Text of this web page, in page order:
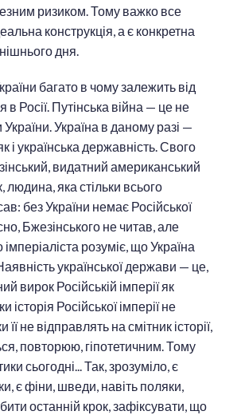
ризиком. Тому важко все
конструкція, а є конкретна
дня.
багато в чому залежить від
в Росії. Путінська війна — це не
Україна в даному разі —
і українська державність. Свого
видатний американський
людина, яка стільки всього
без України немає Російської
Бжезінського не читав, але
розуміє, що Україна
української держави — це,
вирок Російській імперії як
історія Російської імперії не
не відправлять на смітник історії,
повторюю, гіпотетичним. Тому
сьогодні... Так, зрозуміло, є
є фіни, шведи, навіть поляки,
останній крок, зафіксувати, що